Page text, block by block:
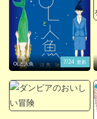
OLと人魚 7/24 更新